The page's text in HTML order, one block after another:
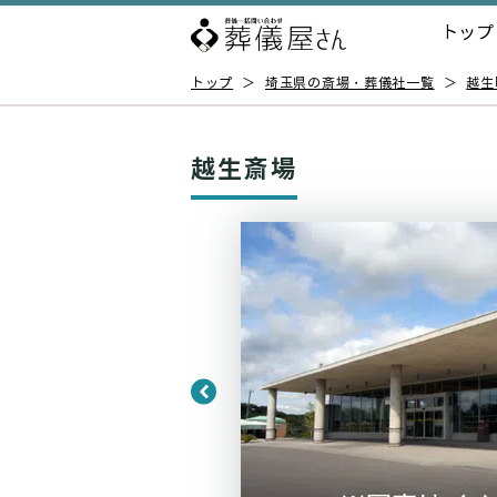
トップ
トップ ＞ 埼玉県の斎場・葬儀社一覧 ＞ 越
越生斎場